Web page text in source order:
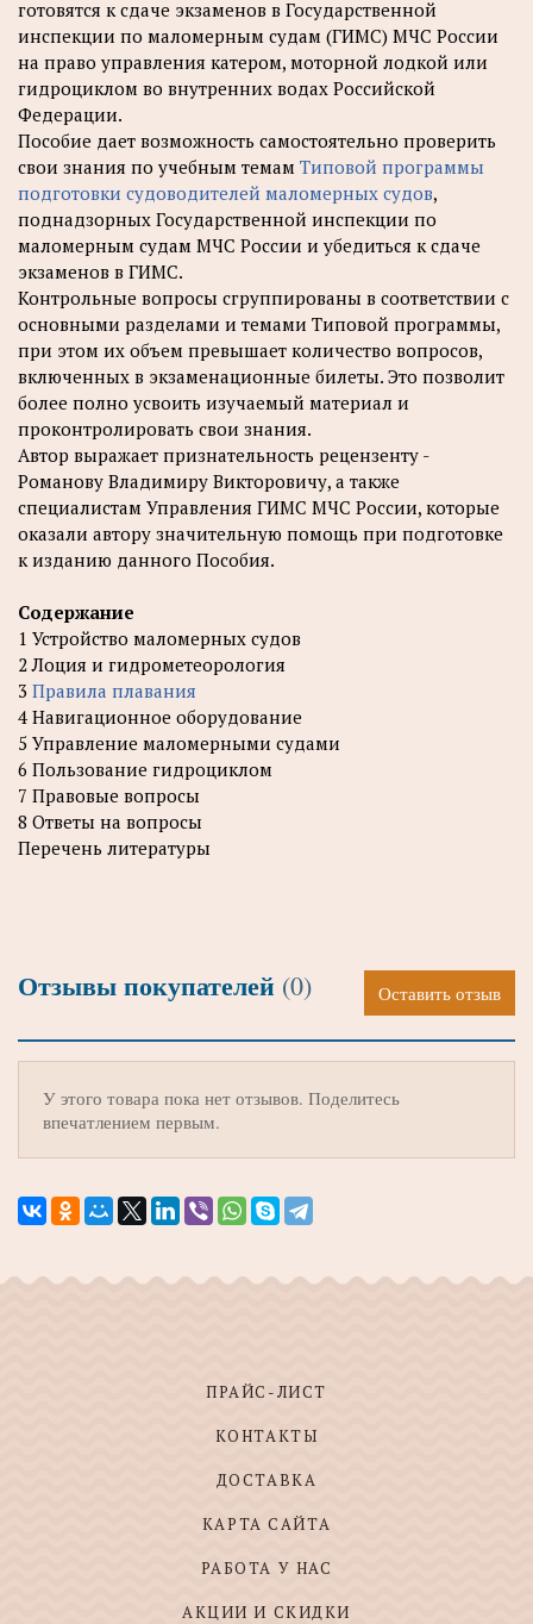
готовятся к сдаче экзаменов в Государственной
инспекции по маломерным судам (ГИМС) МЧС России
на право управления катером, моторной лодкой или
гидроциклом во внутренних водах Российской
Федерации.
Пособие дает возможность самостоятельно проверить
свои знания по учебным темам Типовой программы
подготовки судоводителей маломерных судов,
поднадзорных Государственной инспекции по
маломерным судам МЧС России и убедиться к сдаче
экзаменов в ГИМС.
Контрольные вопросы сгруппированы в соответствии с
основными разделами и темами Типовой программы,
при этом их объем превышает количество вопросов,
включенных в экзаменационные билеты. Это позволит
более полно усвоить изучаемый материал и
проконтролировать свои знания.
Автор выражает признательность рецензенту -
Романову Владимиру Викторовичу, а также
специалистам Управления ГИМС МЧС России, которые
оказали автору значительную помощь при подготовке
к изданию данного Пособия.
Содержание
1 Устройство маломерных судов
2 Лоция и гидрометеорология
3 Правила плавания
4 Навигационное оборудование
5 Управление маломерными судами
6 Пользование гидроциклом
7 Правовые вопросы
8 Ответы на вопросы
Перечень литературы
Отзывы покупателей (0) Оставить отзыв
У этого товара пока нет отзывов. Поделитесь
впечатлением первым.
ПРАЙС-ЛИСТ
КОНТАКТЫ
ДОСТАВКА
КАРТА САЙТА
РАБОТА У НАС
АКЦИИ И СКИДКИ